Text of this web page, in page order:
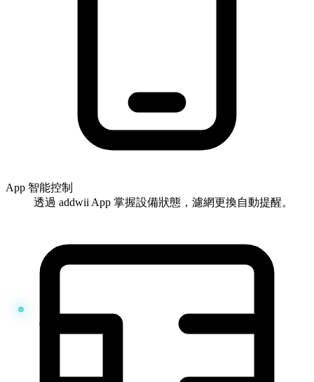
App 智能控制
透過 addwii App 掌握設備狀態，濾網更換自動提醒。